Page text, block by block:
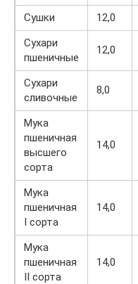
Сушки
12,0
Сухари
пшеничные
12,0
Сухари
сливочные
8,0
Мука
пшеничная
высшего
сорта
14,0
Мука
пшеничная
I сорта
14,0
Мука
пшеничная
II сорта
14,0